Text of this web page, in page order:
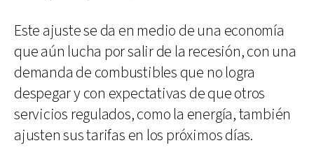
Este ajuste se da en medio de una economía
que aún lucha por salir de la recesión, con una
demanda de combustibles que no logra
despegar y con expectativas de que otros
servicios regulados, como la energía, también
ajusten sus tarifas en los próximos días.